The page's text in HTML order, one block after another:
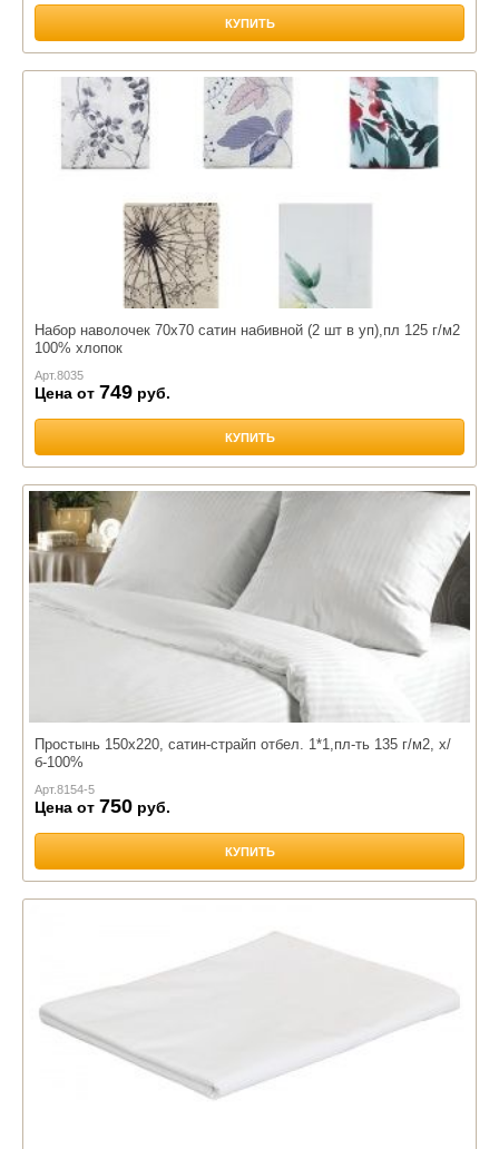
КУПИТЬ
Набор наволочек 70х70 сатин набивной (2 шт в уп),пл 125 г/м2
100% хлопок
Арт.8035
Цена от 749 руб.
КУПИТЬ
Простынь 150х220, сатин-страйп отбел. 1*1,пл-ть 135 г/м2, х/
б-100%
Арт.8154-5
Цена от 750 руб.
КУПИТЬ